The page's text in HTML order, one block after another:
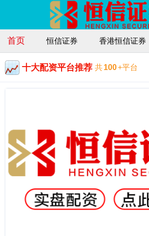
首页 恒信证券 香港恒信证券
十大配资平台推荐 共100+平台